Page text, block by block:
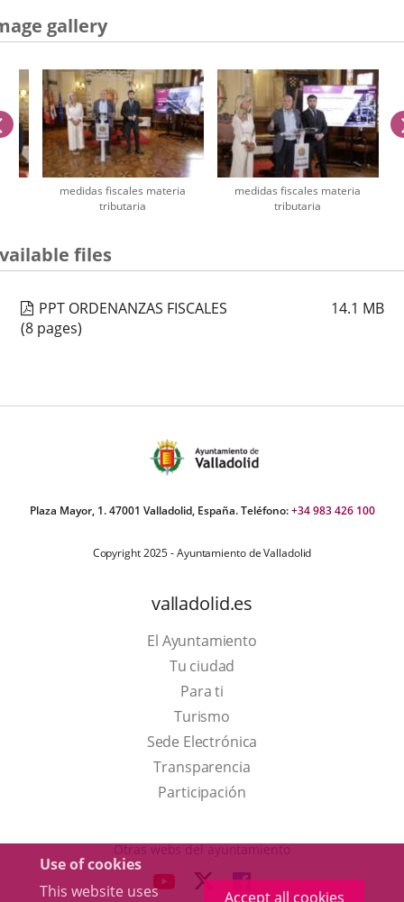
Use of cookies
This website uses
Accept all cookies
gallery
medidas fiscales materia
tributaria
medidas fiscales materia
tributaria
previus
files
PPT ORDENANZAS FISCALES 14.1 MB
(8 pages)
Plaza Mayor, 1. 47001 Valladolid, España. Teléfono:+34 983 426 100
Copyright 2025 - Ayuntamiento de Valladolid
valladolid.es
El Ayuntamiento
Tu ciudad
Para ti
TurismoThis
link
will
open
a
up
Sede Electrónica
Transparencia
Participación
Otras webs del ayuntamiento
LINK LINKLINK